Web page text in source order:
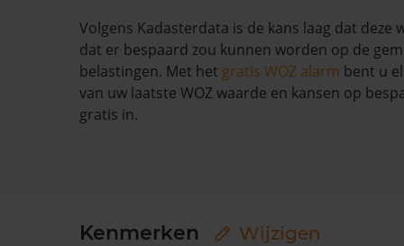
Volgens Kadasterdata is de kans laag dat deze
dat er bespaard zou kunnen worden op de
belastingen. Met het gratis WOZ alarm bent u
van uw laatste WOZ waarde en kansen op
gratis in.
Kenmerken Wijzigen